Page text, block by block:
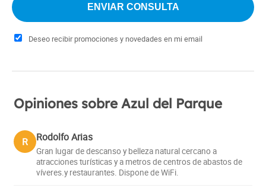
Deseo recibir promociones y novedades en mi email
Opiniones sobre Azul del Parque
R Rodolfo Arias
Gran lugar de descanso y belleza natural cercano a
atracciones turísticas y a metros de centros de abastos de
víveres.y restaurantes. Dispone de WiFi.